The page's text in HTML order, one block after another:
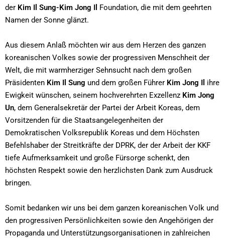
der Kim Il Sung-Kim Jong Il Foundation, die mit dem geehrten
Namen der Sonne glänzt.
Aus diesem Anlaß möchten wir aus dem Herzen des ganzen
koreanischen Volkes sowie der progressiven Menschheit der
Welt, die mit warmherziger Sehnsucht nach dem großen
Präsidenten Kim Il Sung und dem großen Führer Kim Jong Il ihre
Ewigkeit wünschen, seinem hochverehrten Exzellenz Kim Jong
Un, dem Generalsekretär der Partei der Arbeit Koreas, dem
Vorsitzenden für die Staatsangelegenheiten der
Demokratischen Volksrepublik Koreas und dem Höchsten
Befehlshaber der Streitkräfte der DPRK, der der Arbeit der KKF
tiefe Aufmerksamkeit und große Fürsorge schenkt, den
höchsten Respekt sowie den herzlichsten Dank zum Ausdruck
bringen.
Somit bedanken wir uns bei dem ganzen koreanischen Volk und
den progressiven Persönlichkeiten sowie den Angehörigen der
Propaganda und Unterstützungsorganisationen in zahlreichen